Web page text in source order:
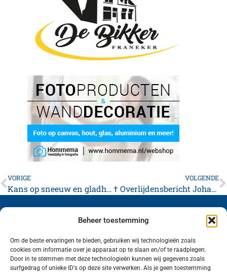
Beheer toestemming
Om de beste ervaringen te bieden, gebruiken wij technologieën zoals
cookies om informatie over je apparaat op te slaan en/of te raadplegen.
Door in te stemmen met deze technologieën kunnen wij gegevens zoals
surfgedrag of unieke ID's op deze site verwerken. Als je geen toestemming
VORIGE
Kans op sneeuw en gladheid neemt toe
VOLGENDE
† Overlijdensbericht Johannes Jemke Jenema
Volg ons (hierboven) op social media!